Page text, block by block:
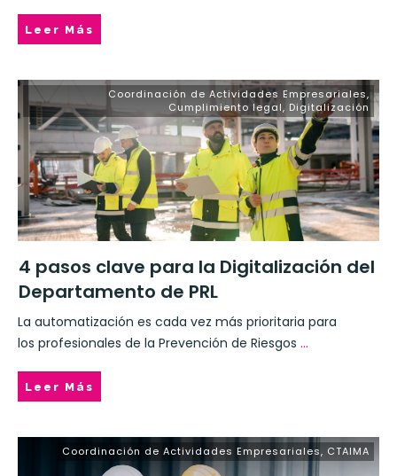
Leer Más
Coordinación de Actividades Empresariales,
Cumplimiento legal, Digitalización
4 pasos clave para la Digitalización del
Departamento de PRL
La automatización es cada vez más prioritaria para
los profesionales de la Prevención de Riesgos ...
Leer Más
Coordinación de Actividades Empresariales, CTAIMA